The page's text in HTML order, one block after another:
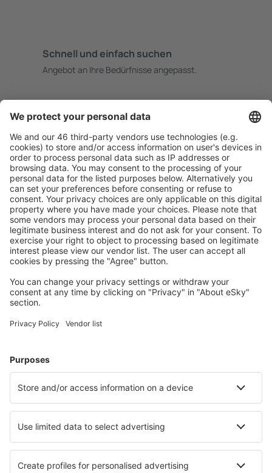
Schnell und einfach suchen
Angebot an Ihre Bedürfnisse angepasst.
Buchen ohne Sorgen mit einer kostenlosen
Stornierungsoption.
Mehr sparen
Attraktive Preise und Spezialangebote für eingeloggte
Benutzer.
Unterkünfte, die Sie mögen
Wählen Sie aus über 1,3 Millionen Unterkünften: Hotels,
Hütten, Apartments und andere.
Meist gesuchte Hotels von eSky-Nutzern
Hotels in Frankreich - Beliebte Städte
Hotels in Cannes Hotels in Frejus Hotels in Capbreton
Hotels in Concarneau Hotels in Moliets et Maa
Die besten Hotels - Städte